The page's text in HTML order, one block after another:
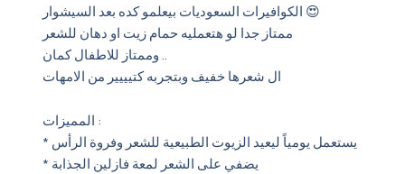
الكوافيرات السعوديات بيعلمو كده بعد السيشوار 😍
ممتاز جدا لو هتعمليه حمام زيت او دهان للشعر
ال شعرها خفيف وبتجربه كتيييير من الامهات
المميزات :
* يستعمل يومياً ليعيد الزيوت الطبيعية للشعر وفروة الرأس
* يضفي على الشعر لمعة فازلين الجذابة